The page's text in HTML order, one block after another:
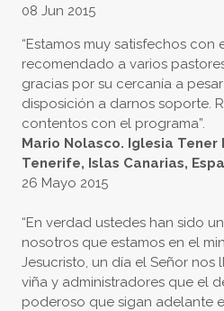
08 Jun 2015
“Estamos muy satisfechos con
recomendado a varios
gracias por su cercanía a
disposición a darnos soporte.
contentos con el programa”.
Mario Nolasco. Iglesia Tener
Tenerife, Islas Canarias,
26 Mayo 2015
“En verdad ustedes han sido
nosotros que estamos en el
Jesucristo, un día el Señor nos
viña y administradores que el
poderoso que sigan adelante